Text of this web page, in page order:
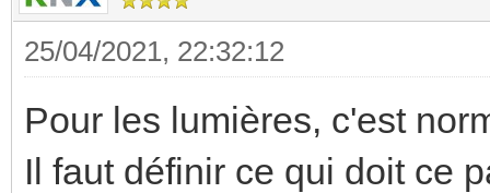
25/04/2021, 22:32:12
Pour les lumières, c'est
Il faut définir ce qui doit ce